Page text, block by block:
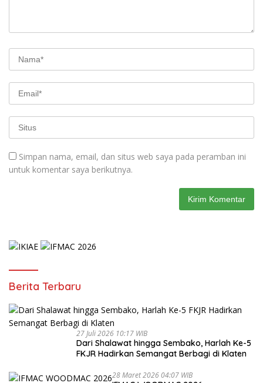
Simpan nama, email, dan situs web saya pada peramban ini
untuk komentar saya berikutnya.
Berita Terbaru
27 Juli 2026 10:17 WIB
Dari Shalawat hingga Sembako, Harlah Ke-5
FKJR Hadirkan Semangat Berbagi di Klaten
28 Maret 2026 04:07 WIB